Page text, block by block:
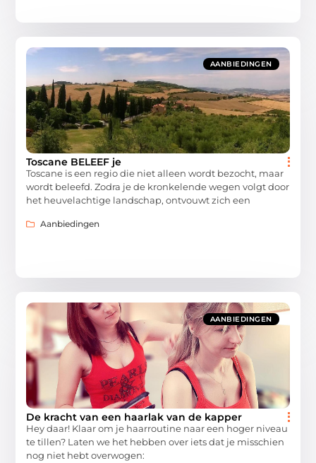
AANBIEDINGEN
Toscane BELEEF je
Toscane is een regio die niet alleen wordt bezocht, maar
wordt beleefd. Zodra je de kronkelende wegen volgt door
het heuvelachtige landschap, ontvouwt zich een
Aanbiedingen
AANBIEDINGEN
De kracht van een haarlak van de kapper
Hey daar! Klaar om je haarroutine naar een hoger niveau
te tillen? Laten we het hebben over iets dat je misschien
nog niet hebt overwogen: